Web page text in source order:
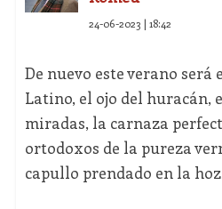
24-06-2023 | 18:42
De nuevo este verano será
Latino, el ojo del huracán,
miradas, la carnaza
ortodoxos de la pureza
capullo prendado en la